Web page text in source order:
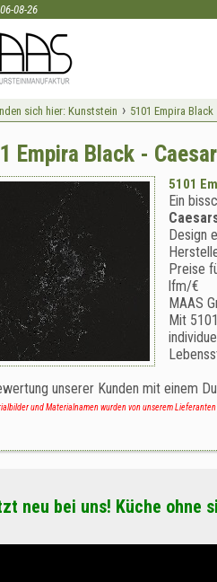
06-08-26
sich hier: Kunststein › 5101 Empira Black
Empira Black -
5101
Ein
Design
Preise
lfm/€
MAAS
Mit
unserer Kunden mit einem
und Materialnamen wurden von unserem
neu bei uns! Küche ohne